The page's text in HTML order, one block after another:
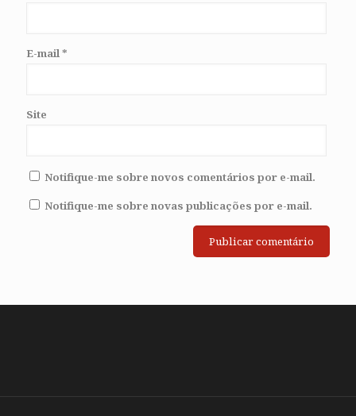
E-mail*
Site
Notifique-me sobre novos comentários por e-mail.
Notifique-me sobre novas publicações por e-mail.